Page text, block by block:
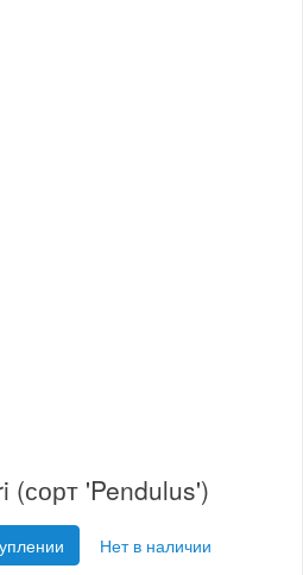
(сорт 'Pendulus')
Нет в наличии